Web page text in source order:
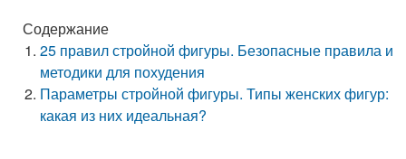
Содержание
25 правил стройной фигуры. Безопасные правила и
методики для похудения
Параметры стройной фигуры. Типы женских фигур:
какая из них идеальная?